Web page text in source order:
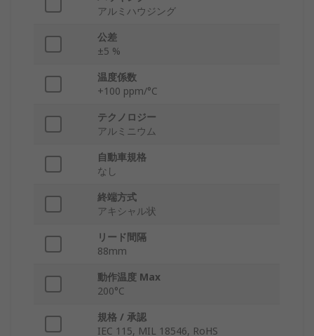
アルミハウジング
公差
±5 %
温度係数
+100 ppm/°C
テクノロジー
アルミニウム
自動車規格
なし
終端方式
アキシャル状
リード間隔
88mm
動作温度 Max
200°C
規格 / 承認
IEC 115, MIL 18546, RoHS